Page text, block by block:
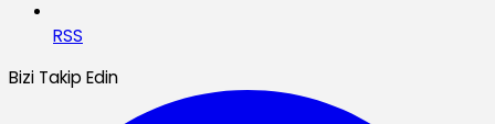
RSS
Bizi Takip Edin